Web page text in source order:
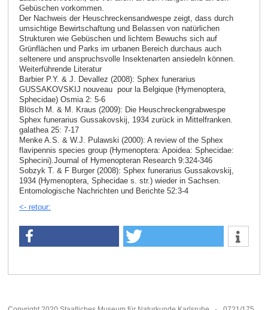
Gebüschen vorkommen.
Der Nachweis der Heuschreckensandwespe zeigt, dass durch
umsichtige Bewirtschaftung und Belassen von natürlichen
Strukturen wie Gebüschen und lichtem Bewuchs sich auf
Grünflächen und Parks im urbanen Bereich durchaus auch
seltenere und anspruchsvolle Insektenarten ansiedeln können.
Weiterführende Literatur
Barbier P.Y. & J. Devallez (2008): Sphex funerarius
GUSSAKOVSKIJ nouveau pour la Belgique (Hymenoptera,
Sphecidae) Osmia 2: 5-6
Blösch M. & M. Kraus (2009): Die Heuschreckengrabwespe
Sphex funerarius Gussakovskij, 1934 zurück in Mittelfranken.
galathea 25: 7-17
Menke A.S. & W.J. Pulawski (2000): A review of the Sphex
flavipennis species group (Hymenoptera: Apoidea: Sphecidae:
Sphecini).Journal of Hymenopteran Research 9:324-346
Sobzyk T. & F Burger (2008): Sphex funerarius Gussakovskij,
1934 (Hymenoptera, Sphecidae s. str.) wieder in Sachsen.
Entomologische Nachrichten und Berichte 52:3-4
<- retour: